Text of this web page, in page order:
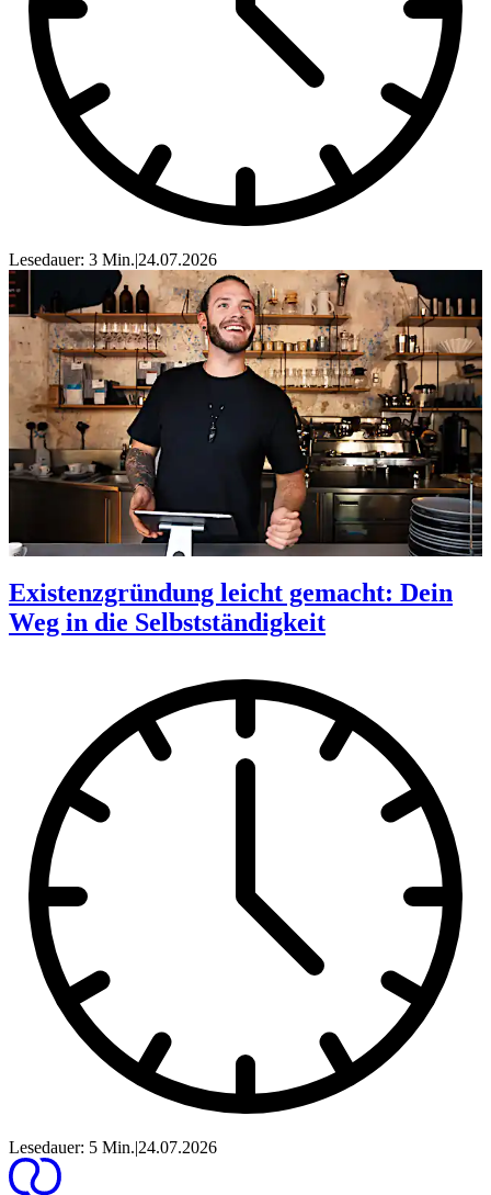
Lesedauer: 3 Min.|24.07.2026
Existenzgründung leicht gemacht: Dein
Weg in die Selbstständigkeit
Lesedauer: 5 Min.|24.07.2026